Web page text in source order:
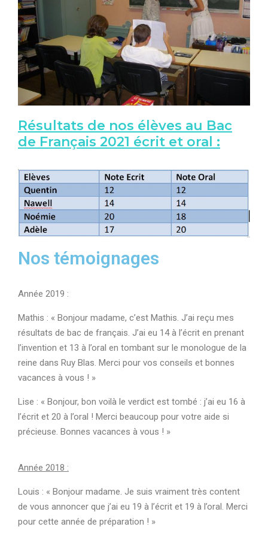
Résultats de nos élèves au Bac
de Français 2021 écrit et oral :
Nos témoignages
Année 2019 :
Mathis : « Bonjour madame, c’est Mathis. J’ai reçu mes
résultats de bac de français. J’ai eu 14 à l’écrit en prenant
l’invention et 13 à l’oral en tombant sur le monologue de la
reine dans Ruy Blas. Merci pour vos conseils et bonnes
vacances à vous ! »
Lise : « Bonjour, bon voilà le verdict est tombé : j’ai eu 16 à
l’écrit et 20 à l’oral ! Merci beaucoup pour votre aide si
précieuse. Bonnes vacances à vous ! »
Année 2018 :
Louis : « Bonjour madame. Je suis vraiment très content
de vous annoncer que j’ai eu 19 à l’écrit et 19 à l’oral. Merci
pour cette année de préparation ! »